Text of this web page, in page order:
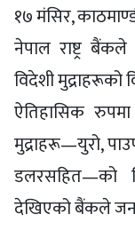
१७ मंसिर,
नेपाल राष्ट्र
विदेशी
ऐतिहासिक रुपमा
मुद्राहरू—युरो,
डलरसहित—को
देखिएको बैंकले